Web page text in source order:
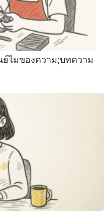
ไมของความ;บทความ